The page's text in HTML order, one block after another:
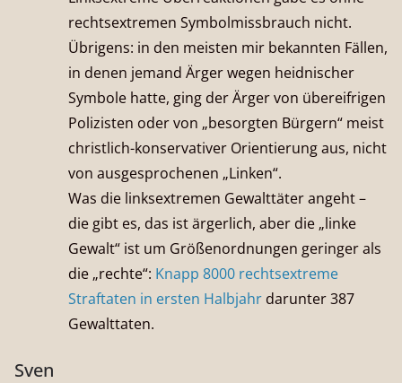
rechtsextremen Symbolmissbrauch nicht.
Übrigens: in den meisten mir bekannten Fällen,
in denen jemand Ärger wegen heidnischer
Symbole hatte, ging der Ärger von übereifrigen
Polizisten oder von „besorgten Bürgern“ meist
christlich-konservativer Orientierung aus, nicht
von ausgesprochenen „Linken“.
Was die linksextremen Gewalttäter angeht –
die gibt es, das ist ärgerlich, aber die „linke
Gewalt“ ist um Größenordnungen geringer als
die „rechte“: Knapp 8000 rechtsextreme
Straftaten in ersten Halbjahr darunter 387
Gewalttaten.
Sven